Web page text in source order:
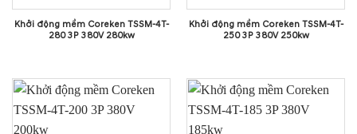
Khởi động mềm Coreken TSSM-4T-
280 3P 380V 280kw
Khởi động mềm Coreken TSSM-4T-
250 3P 380V 250kw